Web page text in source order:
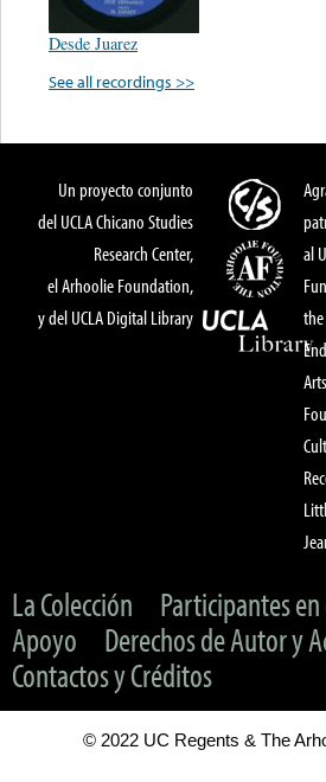
Desde Juarez
See all recordings >>
Un proyecto conjunto
del UCLA Chicano Studies
Research Center,
el Arhoolie Foundation,
y del UCLA Digital Library
al
La Colección
Participantes
Apoyo
Derechos de Autor y
Contactos y Créditos
© 2022 UC Regents & The